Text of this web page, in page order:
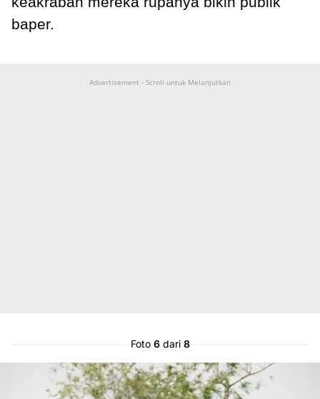
baper.
Advertisement - Scroll untuk Melanjutkan
Foto 6dari 8